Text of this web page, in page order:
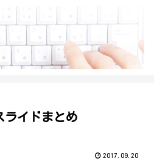
ライドまとめ
2017.09.20